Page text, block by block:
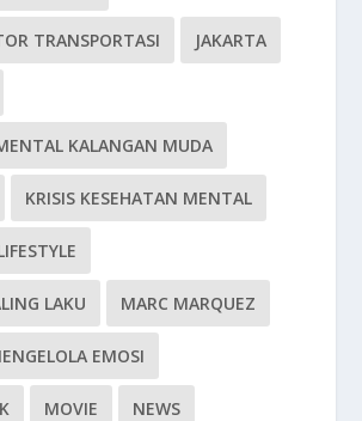
TRANSPORTASI JAKARTA
KALANGAN MUDA
KRISIS KESEHATAN MENTAL
LAKU MARC MARQUEZ
EMOSI
MOVIE NEWS